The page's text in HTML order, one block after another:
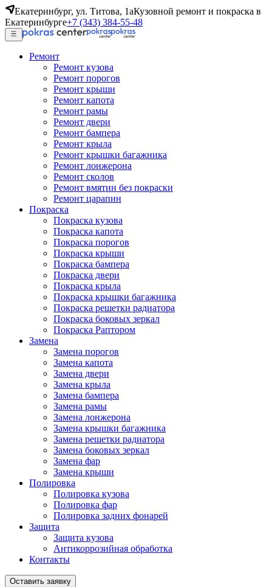
Екатеринбург, ул. Титова, 1аКузовной ремонт и покраска в
Екатеринбурге+7 (343) 384-55-48
Ремонт
Ремонт кузова
Ремонт порогов
Ремонт крыши
Ремонт капота
Ремонт рамы
Ремонт двери
Ремонт бампера
Ремонт крыла
Ремонт крышки багажника
Ремонт лонжерона
Ремонт сколов
Ремонт вмятин без покраски
Ремонт царапин
Покраска
Покраска кузова
Покраска капота
Покраска порогов
Покраска крыши
Покраска бампера
Покраска двери
Покраска крыла
Покраска крышки багажника
Покраска решетки радиатора
Покраска боковых зеркал
Покраска Раптором
Замена
Замена порогов
Замена капота
Замена двери
Замена крыла
Замена бампера
Замена рамы
Замена лонжерона
Замена крышки багажника
Замена решетки радиатора
Замена боковых зеркал
Замена фар
Замена крыши
Полировка
Полировка кузова
Полировка фар
Полировка задних фонарей
Защита
Защита кузова
Антикоррозийная обработка
Контакты
Оставить заявку